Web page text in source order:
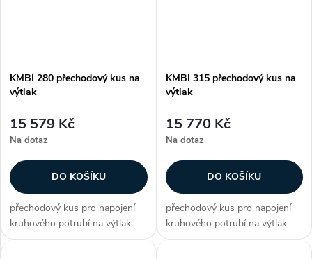
KMBI 280 přechodový kus na
výtlak
15 579 Kč
Na dotaz
DO KOŠÍKU
přechodový kus pro napojení
kruhového potrubí na výtlak
pro ventilátory CMB/CMT
KMBI 315 přechodový kus na
výtlak
15 770 Kč
Na dotaz
DO KOŠÍKU
přechodový kus pro napojení
kruhového potrubí na výtlak
pro ventilátory CMB/CMT